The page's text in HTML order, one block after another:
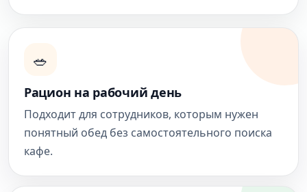
🥗
Рацион на рабочий день
Подходит для сотрудников, которым нужен
понятный обед без самостоятельного поиска
кафе.